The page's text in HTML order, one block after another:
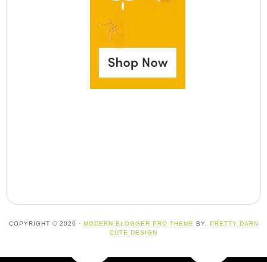
COPYRIGHT © 2026 · MODERN BLOGGER PRO THEME BY, PRETTY DARN
CUTE DESIGN